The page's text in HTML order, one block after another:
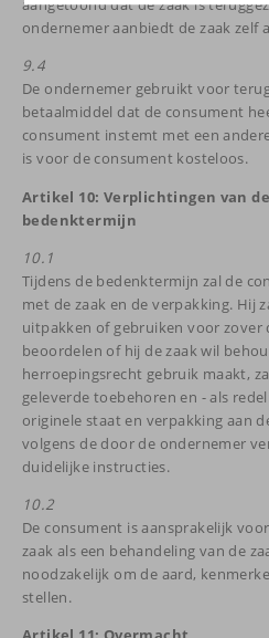
aangetoond dat de zaak is
ondernemer aanbiedt de zaak zelf
9.4
De ondernemer gebruikt voor
betaalmiddel dat de consument
consument instemt met een
is voor de consument kosteloos.
Artikel 10: Verplichtingen van
bedenktermijn
10.1
Tijdens de bedenktermijn zal de
met de zaak en de verpakking. Hij
uitpakken of gebruiken voor zover
beoordelen of hij de zaak wil
herroepingsrecht gebruik maakt,
geleverde toebehoren en - als
originele staat en verpakking aan
volgens de door de ondernemer
duidelijke instructies.
10.2
De consument is aansprakelijk
zaak als een behandeling van de
noodzakelijk om de aard,
stellen.